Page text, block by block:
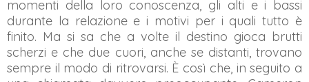
momenti della loro conoscenza, gli alti e i bassi
durante la relazione e i motivi per i quali tutto è
finito. Ma si sa che a volte il destino gioca brutti
scherzi e che due cuori, anche se distanti, trovano
sempre il modo di ritrovarsi. È così che, in seguito a